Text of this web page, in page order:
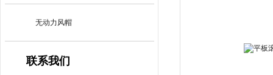
无动力风帽
联系我们